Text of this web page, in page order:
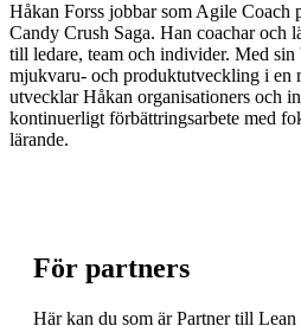
Håkan Forss jobbar som Agile Coach
Candy Crush Saga. Han coachar och
till ledare, team och individer. Med
mjukvaru- och produktutveckling i en
utvecklar Håkan organisationers och
kontinuerligt förbättringsarbete med
lärande.
För partners
Här kan du som är Partner till